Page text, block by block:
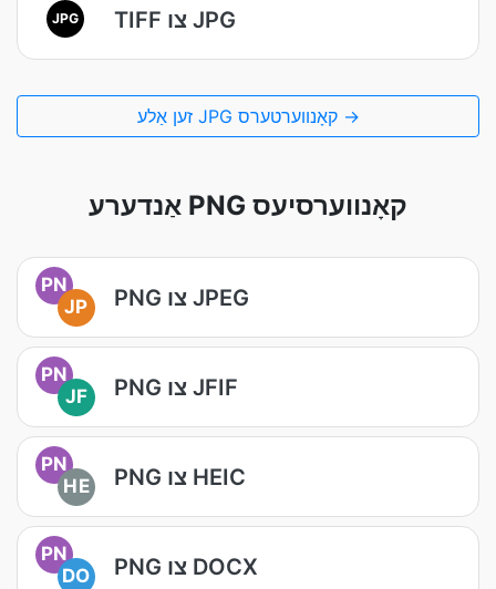
JPG TIFF צו JPG
זען אַלע JPG קאָנווערטערס →
אַנדערע PNG קאָנווערסיעס
PN
JP
PNG צו JPEG
PN
JF
PNG צו JFIF
PN
HE
PNG צו HEIC
PN
DO
PNG צו DOCX